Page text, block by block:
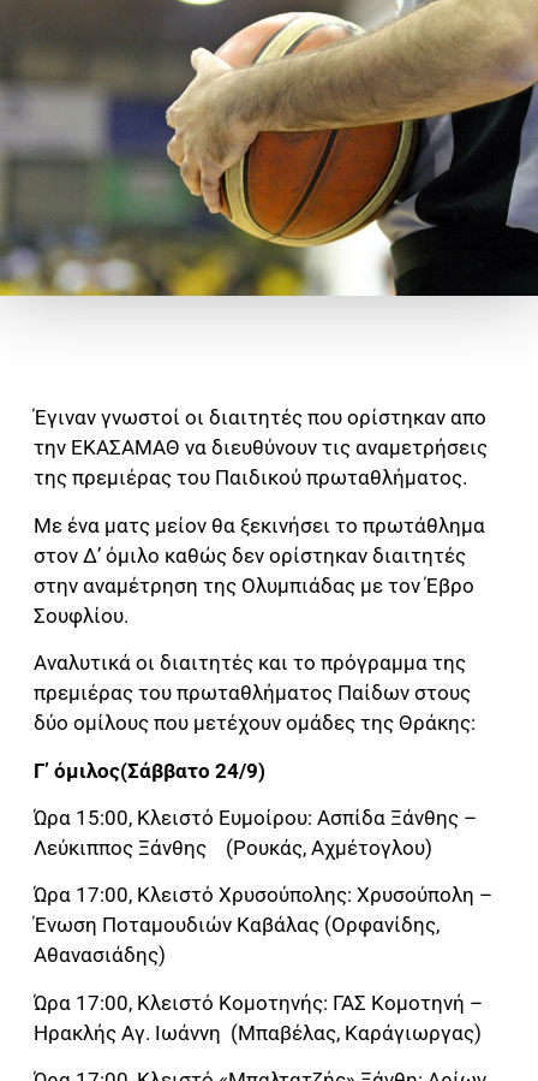
Έγιναν γνωστοί οι διαιτητές που ορίστηκαν απο
την ΕΚΑΣΑΜΑΘ να διευθύνουν τις αναμετρήσεις
της πρεμιέρας του Παιδικού πρωταθλήματος.
Με ένα ματς μείον θα ξεκινήσει το πρωτάθλημα
στον Δ’ όμιλο καθώς δεν ορίστηκαν διαιτητές
στην αναμέτρηση της Ολυμπιάδας με τον Έβρο
Σουφλίου.
Αναλυτικά οι διαιτητές και το πρόγραμμα της
πρεμιέρας του πρωταθλήματος Παίδων στους
δύο ομίλους που μετέχουν ομάδες της Θράκης:
Γ’ όμιλος(Σάββατο 24/9)
Ώρα 15:00, Κλειστό Ευμοίρου: Ασπίδα Ξάνθης –
Λεύκιππος Ξάνθης (Ρουκάς, Αχμέτογλου)
Ώρα 17:00, Κλειστό Χρυσούπολης: Χρυσούπολη –
Ένωση Ποταμουδιών Καβάλας (Ορφανίδης,
Αθανασιάδης)
Ώρα 17:00, Κλειστό Κομοτηνής: ΓΑΣ Κομοτηνή –
Ηρακλής Αγ. Ιωάννη (Μπαβέλας, Καράγιωργας)